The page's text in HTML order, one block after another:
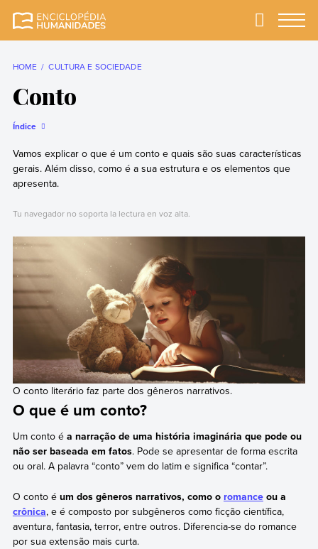
completa e mais
Primary
HOME CULTURA E SOCIEDADE
Conto
Índice
Vamos explicar o que é um conto e quais são suas características
gerais. Além disso, como é a sua estrutura e os elementos que
apresenta.
Tu navegador no soporta la lectura en voz alta.
O conto literário faz parte dos gêneros narrativos.
O que é um conto?
Um conto é a narração de uma história imaginária que pode ou
não ser baseada em fatos. Pode se apresentar de forma escrita
ou oral. A palavra “conto” vem do latim e significa “contar”.
O conto é um dos gêneros narrativos, como o romanceou a
crônica, e é composto por subgêneros como ficção científica,
aventura, fantasia, terror, entre outros. Diferencia-se do romance
por sua extensão mais curta.